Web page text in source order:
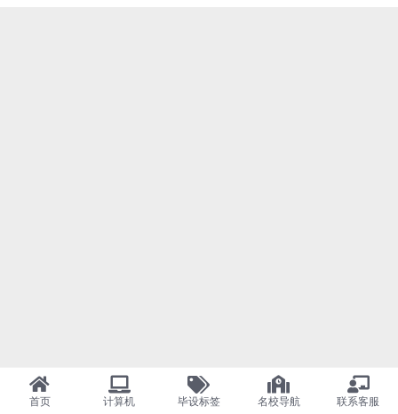
首页 计算机 毕设标签 名校导航 联系客服